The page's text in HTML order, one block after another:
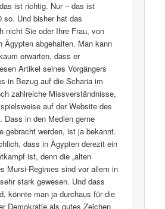
ist richtig. Nur – das ist
so. Und bisher hat das
nicht Sie oder Ihre Frau, von
Ägypten abgehalten. Man kann
erwarten, dass er
Artikel seines Vorgängers
in Bezug auf die Scharia im
zahlreiche Missverständnisse,
auf der Website des
Dass in den Medien gerne
gebracht werden, ist ja bekannt.
dass in Ägypten derezit ein
ist, denn die „alten
Mursi-Regimes sind vor allem in
stark gewesen. Und dass
könnte man ja durchaus für die
Demokratie als gutes Zeichen